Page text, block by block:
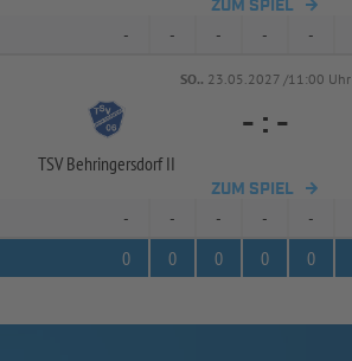
ZUM SPIEL
- - - - -
SO.. 23.05.2027 /11:00 Uhr
TSV Behringersdorf II
- : -
ZUM SPIEL
- - - - -
0
0 0 0 0